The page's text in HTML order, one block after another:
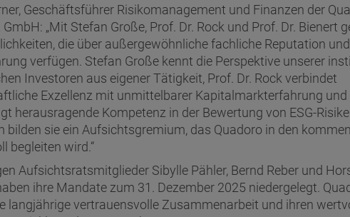
Geschäftsführer Risikomanagement und Finanzen der
„Mit Stefan Große, Prof. Dr. Rock und Prof. Dr. Bienert
die über außergewöhnliche fachliche Reputation
verfügen. Stefan Große kennt die Perspektive unserer
Investoren aus eigener Tätigkeit, Prof. Dr. Rock verbindet
Exzellenz mit unmittelbarer Kapitalmarkterfahrung und
herausragende Kompetenz in der Bewertung von ESG-
bilden sie ein Aufsichtsgremium, das Quadoro in den
begleiten wird.“
Aufsichtsratsmitglieder Sibylle Pähler, Bernd Reber und
ihre Mandate zum 31. Dezember 2025 niedergelegt.
langjährige vertrauensvolle Zusammenarbeit und ihren